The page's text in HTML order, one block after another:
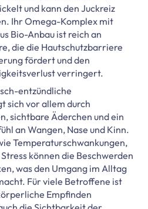
und kann den Juckreiz
Ihr Omega-Komplex mit
Bio-Anbau ist reich an
die die Hautschutzbarriere
fördert und den
verringert.
entzündliche
sich vor allem durch
sichtbare Äderchen und ein
an Wangen, Nase und Kinn.
Temperaturschwankungen,
können die Beschwerden
was den Umgang im Alltag
Für viele Betroffene ist
Empfinden